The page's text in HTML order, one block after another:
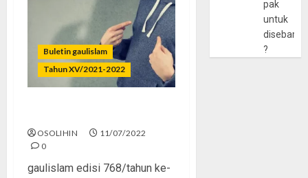
Buletin gaulislam
Tahun XV/2021-2022
OSOLIHIN
11/07/2022
0
gaulislam edisi 768/tahun ke-
pak
untuk
?